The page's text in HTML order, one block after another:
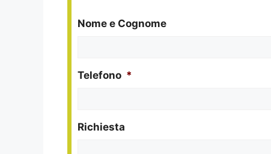
Nome e Cognome
Telefono *
Richiesta